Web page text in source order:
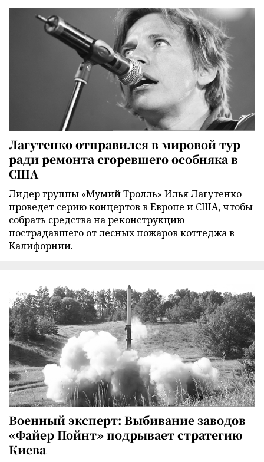
Лагутенко отправился в мировой тур
ради ремонта сгоревшего особняка в
США
Лидер группы «Мумий Тролль» Илья Лагутенко
проведет серию концертов в Европе и США, чтобы
собрать средства на реконструкцию
пострадавшего от лесных пожаров коттеджа в
Калифорнии.
Военный эксперт: Выбивание заводов
«Файер Пойнт» подрывает стратегию
Киева